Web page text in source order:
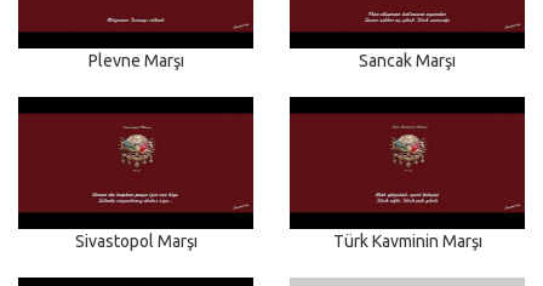
Plevne Marşı Sancak Marşı
Sivastopol Marşı Türk Kavminin Marşı